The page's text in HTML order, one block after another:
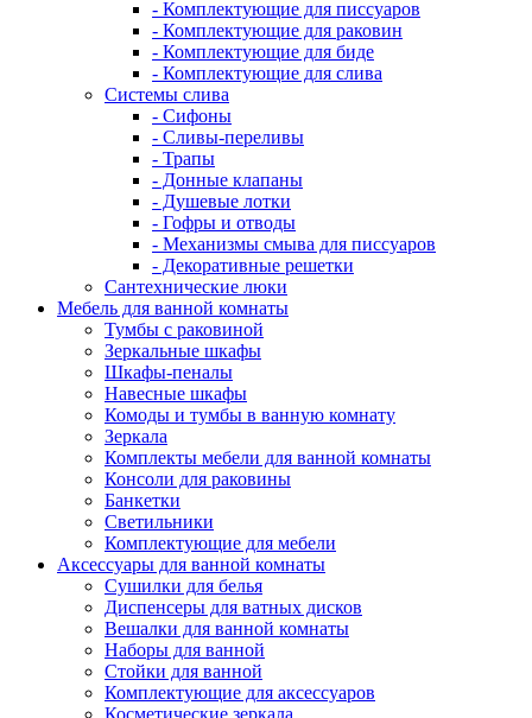
- Комплектующие для писсуаров
- Комплектующие для раковин
- Комплектующие для биде
- Комплектующие для слива
Системы слива
- Сифоны
- Сливы-переливы
- Трапы
- Донные клапаны
- Душевые лотки
- Гофры и отводы
- Механизмы смыва для писсуаров
- Декоративные решетки
Сантехнические люки
Мебель для ванной комнаты
Тумбы с раковиной
Зеркальные шкафы
Шкафы-пеналы
Навесные шкафы
Комоды и тумбы в ванную комнату
Зеркала
Комплекты мебели для ванной комнаты
Консоли для раковины
Банкетки
Светильники
Комплектующие для мебели
Аксессуары для ванной комнаты
Сушилки для белья
Диспенсеры для ватных дисков
Вешалки для ванной комнаты
Наборы для ванной
Стойки для ванной
Комплектующие для аксессуаров
Косметические зеркала